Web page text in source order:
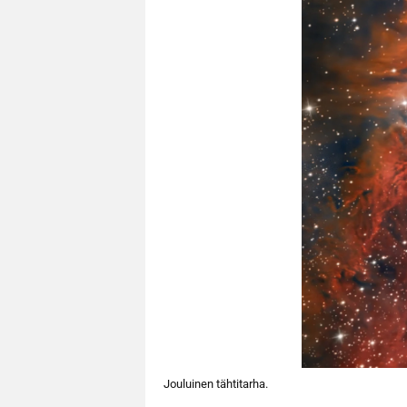
Jouluinen tähtitarha.